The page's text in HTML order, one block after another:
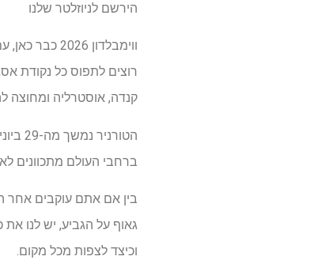
הירשם לניוזלטר שלנו
רוצים לתפוס כל נקודת
קנדה, אוסטרליה ומחוצה
ברחבי העולם מתכוונים
בין אם אתם עוקבים אחר
גאוף על הגביע, יש לנו את
וכיצד לצפות מכל מקום.